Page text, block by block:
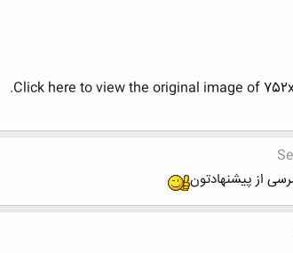
Click here to view the original image of
از پیشنهادتون